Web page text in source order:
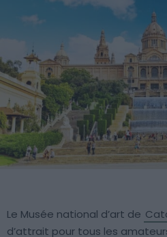
Le Musée national d’art de
d’attrait pour tous les